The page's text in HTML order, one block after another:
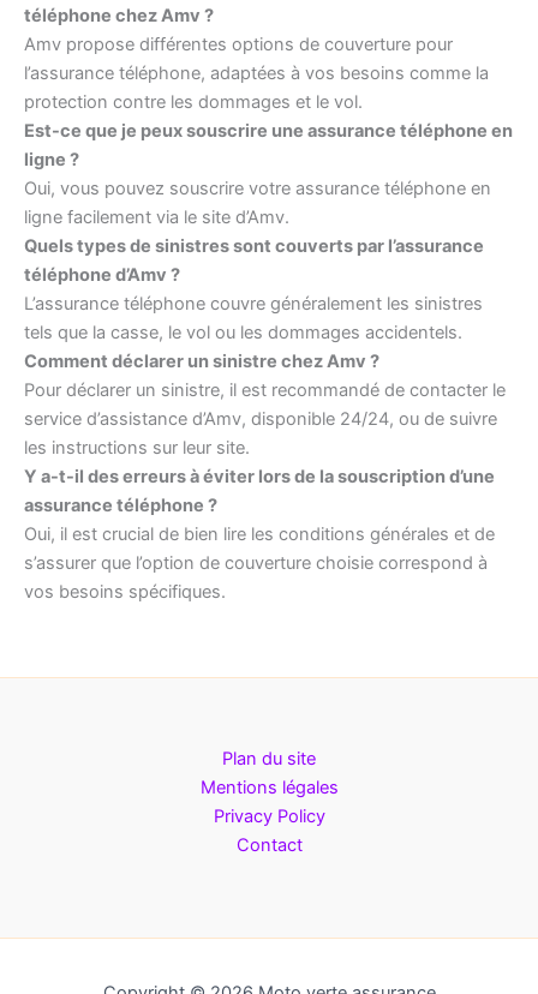
téléphone chez Amv ?
Amv propose différentes options de couverture pour
l’assurance téléphone, adaptées à vos besoins comme la
protection contre les dommages et le vol.
Est-ce que je peux souscrire une assurance téléphone en
ligne ?
Oui, vous pouvez souscrire votre assurance téléphone en
ligne facilement via le site d’Amv.
Quels types de sinistres sont couverts par l’assurance
téléphone d’Amv ?
L’assurance téléphone couvre généralement les sinistres
tels que la casse, le vol ou les dommages accidentels.
Comment déclarer un sinistre chez Amv ?
Pour déclarer un sinistre, il est recommandé de contacter le
service d’assistance d’Amv, disponible 24/24, ou de suivre
les instructions sur leur site.
Y a-t-il des erreurs à éviter lors de la souscription d’une
assurance téléphone ?
Oui, il est crucial de bien lire les conditions générales et de
s’assurer que l’option de couverture choisie correspond à
vos besoins spécifiques.
Plan du site
Mentions légales
Privacy Policy
Contact